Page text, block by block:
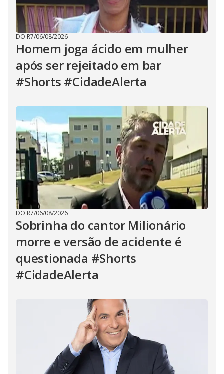
DO R7/06/08/2026
Homem joga ácido em mulher
após ser rejeitado em bar
#Shorts #CidadeAlerta
DO R7/06/08/2026
Sobrinha do cantor Milionário
morre e versão de acidente é
questionada #Shorts
#CidadeAlerta